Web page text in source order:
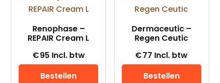
Renophase –
REPAIR Cream L
€95 Incl. btw
Bestellen
Dermaceutic –
Regen Ceutic
€77 Incl. btw
Bestellen